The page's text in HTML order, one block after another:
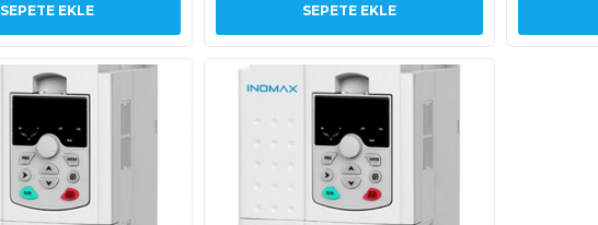
SEPETE EKLE SEPETE EKLE